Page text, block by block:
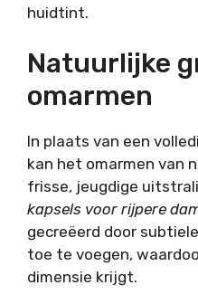
huidtint.
Natuurlijke
omarmen
In plaats van een
kan het omarmen van
frisse, jeugdige
kapsels voor rijpere
gecreëerd door
toe te voegen,
dimensie krijgt.